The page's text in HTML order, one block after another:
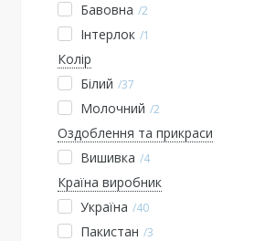
Бавовна 2
Інтерлок 1
Колір
Білий 37
Молочний 2
Оздоблення та прикраси
Вишивка
4
Країна виробник
Україна
40
Пакистан 3